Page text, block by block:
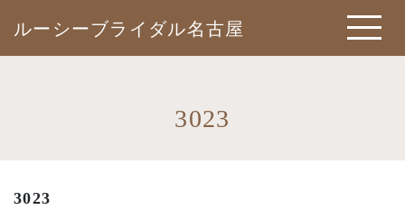
ルーシーブライダル名古屋
3023
3023